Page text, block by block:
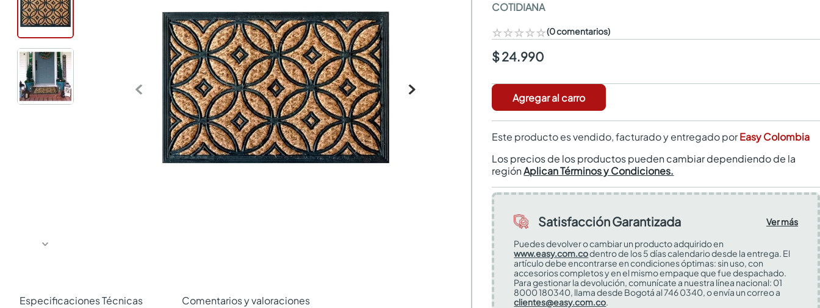
Especificaciones Técnicas Comentarios y valoraciones
COTIDIANA
☆☆☆☆☆(0 comentarios)
$ 24.990
Agregar al carro
Este producto es vendido, facturado y entregado porEasy Colombia
Los precios de los productos pueden cambiar dependiendo de la
regiónAplican Términos y Condiciones.
Satisfacción Garantizada
Ver más
Puedes devolver o cambiar un producto adquirido en
www.easy.com.codentro de los 5 días calendario desde la entrega. El
artículo debe encontrarse en condiciones óptimas: sin uso, con
accesorios completos y en el mismo empaque que fue despachado.
Para gestionar la devolución, comunícate a nuestra línea nacional: 01
8000 180340, llama desde Bogotá al 746 0340, o envía un correo a
clientes@easy.com.co.
neveras